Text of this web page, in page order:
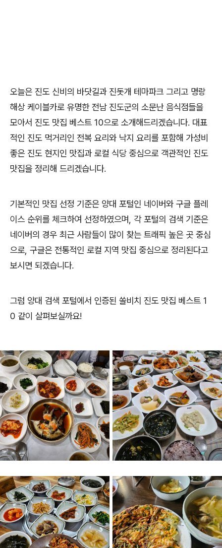
오늘은 진도 신비의 바닷길과 진돗개 테마파크 그리고 명랑
해상 케이블카로 유명한 전남 진도군의 소문난 음식점들을
모아서 진도 맛집 베스트 10으로 소개해드리겠습니다. 대표
적인 진도 먹거리인 전복 요리와 낙지 요리를 포함해 가성비
좋은 진도 현지인 맛집과 로컬 식당 중심으로 객관적인 진도
맛집을 정리해 드리겠습니다.
기본적인 맛집 선정 기준은 양대 포털인 네이버와 구글 플레
이스 순위를 체크하여 선정하였으며, 각 포털의 검색 기준은
네이버의 경우 최근 사람들이 많이 찾는 트래픽 높은 곳 중심
으로, 구글은 전통적인 로컬 지역 맛집 중심으로 정리된다고
보시면 되겠습니다.
그럼 양대 검색 포털에서 인증된 쏠비치 진도 맛집 베스트 1
0 같이 살펴보실까요!